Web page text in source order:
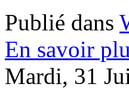
Publié dans
En savoir
Mardi, 31